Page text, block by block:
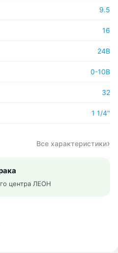
9.5
16
24В
0-10В
32
1 1/4"
Все характеристики
центра ЛЕОН